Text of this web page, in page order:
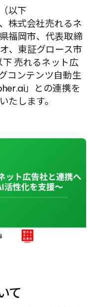
以下
株式会社売れるネ
福岡市、代表取締
、東証グロース市
売れるネット広
コンテンツ自動生
」との連携を
たします。
て